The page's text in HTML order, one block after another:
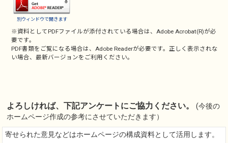
別ウィンドウで開きます
※資料としてPDFファイルが添付されている場合は、 Adobe Acrobat(R)が必
要です。
PDF書類をご覧になる場合は、 Adobe Readerが必要です。正しく表示されな
い場合、最新バージョンをご利用ください。